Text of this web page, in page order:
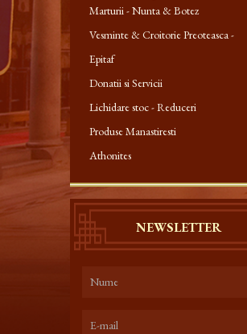
Marturii - Nunta & Botez
Vesminte & Croitorie Preoteasca -
Epitaf
Donatii si Servicii
Lichidare stoc - Reduceri
Produse Manastiresti
Athonites
NEWSLETTER